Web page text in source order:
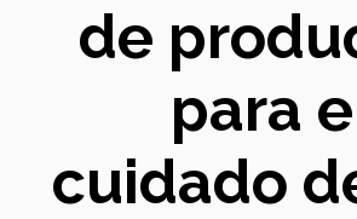
de
para
cuidado